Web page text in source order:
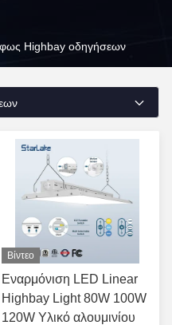
φως Highbay οδηγήσεων
Βίντεο
Εναρμόνιση LED Linear
Highbay Light 80W 100W
120W Υλικό αλουμινίου